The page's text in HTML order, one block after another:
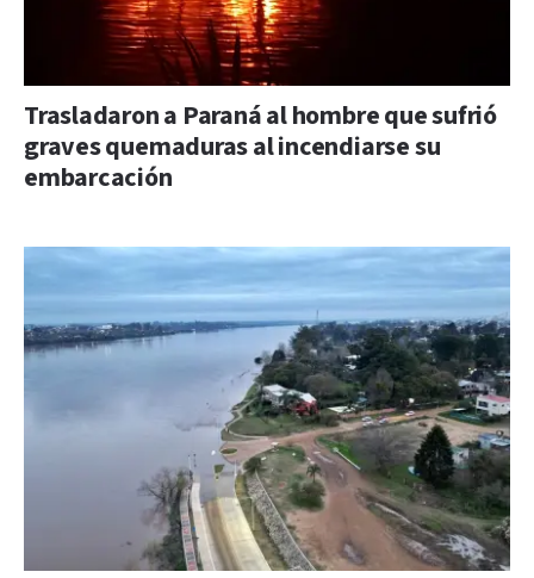
Trasladaron a Paraná al hombre que sufrió
graves quemaduras al incendiarse su
embarcación